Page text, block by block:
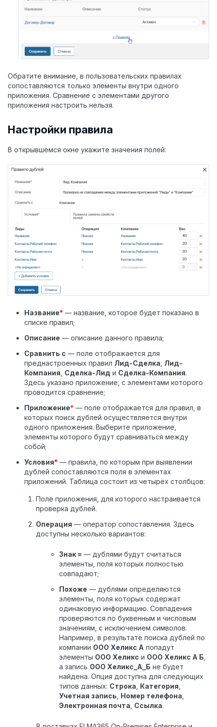
Обратите внимание, в пользовательских правилах
сопоставляются только элементы внутри одного
приложения. Сравнение с элементами другого
приложения настроить нельзя.
Настройки правила
В открывшемся окне укажите значения полей:
Название* — название, которое будет показано в
списке правил;
Описание — описание данного правила;
Сравнить с — поле отображается для
преднастроенных правил Лид-Сделка Лид-
Компания Сделка-Лид и Сделка-Компания.
Здесь указано приложение, с элементами которого
проводится сравнение;
Приложение* — поле отображается для правил, в
которых поиск дублей осуществляется внутри
одного приложения. Выберите приложение,
элементы которого будут сравниваться между
собой;
Условия* — правила, по которым при выявлении
дублей сопоставляются поля в элементах
приложений. Таблица состоит из четырёх столбцов:
Поле приложения, для которого настраивается
проверка дублей.
Операция — оператор сопоставления. Здесь
доступны несколько вариантов:
Знак = — дублями будут считаться
элементы, поля которых полностью
совпадают;
Похоже — дублями определяются
элементы, поля которых содержат
одинаковую информацию. Совпадения
проверяются по буквенным и числовым
значениям, с исключением символов.
Например, в результате поиска дублей по
компании ООО Хеликс А попадут
элементы ООО Хеликс и ООО Хеликс А Б
а запись ООО Хеликс_А_Б не будет
найдена. Опция доступна для следующих
типов данных: Строка Категория
Учетная запись Номер телефона
Электронная почта Ссылка.